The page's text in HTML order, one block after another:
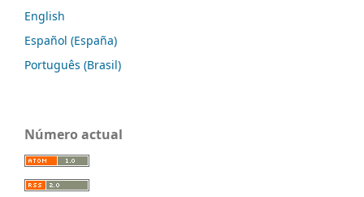
English
Español (España)
Português (Brasil)
Número actual